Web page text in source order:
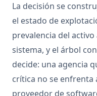
La decisión se
el estado de
prevalencia del
sistema, y el árbol
decide: una agencia
crítica no se
proveedor de